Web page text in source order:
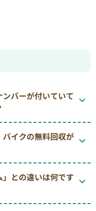
バーが付いていて
イクの無料回収が
」との違いは何です